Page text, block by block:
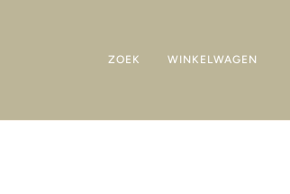
ZOEK WINKELWAGEN